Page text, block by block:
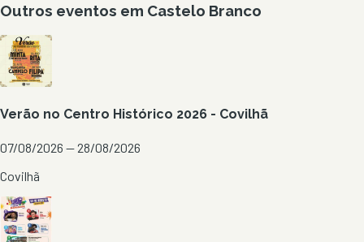
Outros eventos em Castelo Branco
Verão no Centro Histórico 2026 - Covilhã
07/08/2026 — 28/08/2026
Covilhã